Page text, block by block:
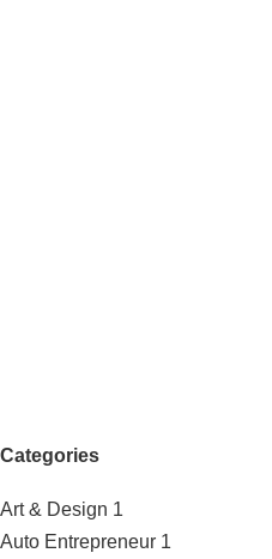
Categories
Art & Design 1
Auto Entrepreneur 1